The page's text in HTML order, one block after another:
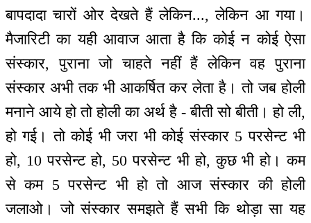
बापदादा चारों ओर देखते हैं लेकिन..., लेकिन आ गया।
मैजारिटी का यही आवाज आता है कि कोई न कोई ऐसा
संस्कार, पुराना जो चाहते नहीं हैं लेकिन वह पुराना
संस्कार अभी तक भी आकर्षित कर लेता है। तो जब होली
मनाने आये हो तो होली का अर्थ है - बीती सो बीती। हो ली,
हो गई। तो कोई भी जरा भी कोई संस्कार 5 परसेन्ट भी
हो, 10 परसेन्ट हो, 50 परसेन्ट भी हो, कुछ भी हो। कम
से कम 5 परसेन्ट भी हो तो आज संस्कार की होली
जलाओ। जो संस्कार समझते हैं सभी कि थोड़ा सा यह